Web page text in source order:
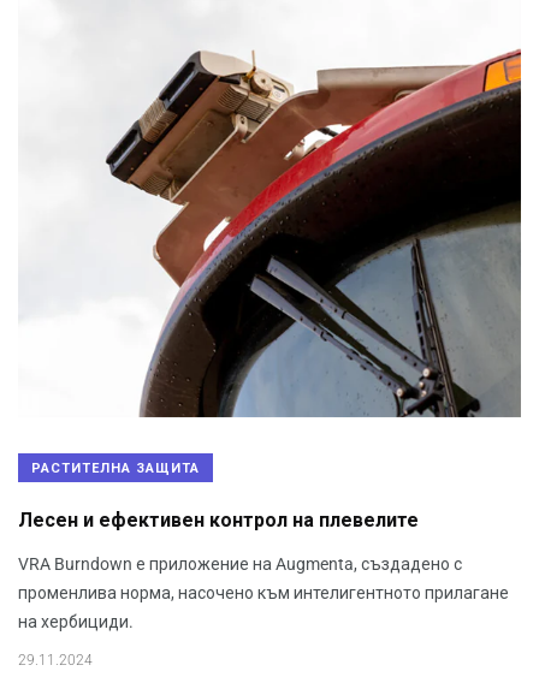
РАСТИТЕЛНА ЗАЩИТА
Лесен и ефективен контрол на плевелите
VRA Burndown е приложение на Augmenta, създадено с
променлива норма, насочено към интелигентното прилагане
на хербициди.
29.11.2024